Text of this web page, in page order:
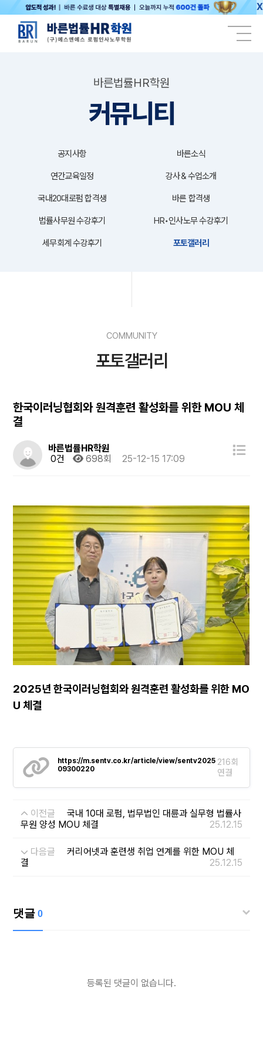
X
바른법률HR학원
커뮤니티
공지사항 바른소식
연간교육일정 강사＆수업소개
국내20대로펌 합격생 바른 합격생
법률사무원 수강후기 HR•인사노무 수강후기
세무회계 수강후기 포토갤러리
COMMUNITY
포토갤러리
한국이러닝협회와 원격훈련 활성화를 위한 MOU 체
결
바른법률HR학원
0건
698회 25-12-15 17:09
2025년 한국이러닝협회와 원격훈련 활성화를 위한 MO
U 체결
https://m.sentv.co.kr/article/view/sentv2025
09300220
216회
연결
이전글
국내 10대 로펌, 법무법인 대륜과 실무형 법률사
무원 양성 MOU 체결
25.12.15
다음글
커리어넷과 훈련생 취업 연계를 위한 MOU 체
결
25.12.15
댓글 0
등록된 댓글이 없습니다.